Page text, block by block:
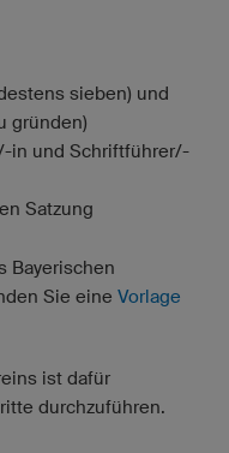
sieben) und
gründen)
in und Schriftführer/-
Satzung
Bayerischen
Sie eine Vorlage
ist dafür
durchzuführen.